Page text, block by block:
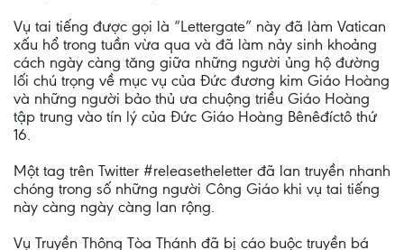
Vụ tai tiếng được gọi là “Lettergate” này đã làm Vatican
xấu hổ trong tuần vừa qua và đã làm nảy sinh khoảng
cách ngày càng tăng giữa những người ủng hộ đường
lối chú trọng về mục vụ của Đức đương kim Giáo Hoàng
và những người bảo thủ ưa chuộng triều Giáo Hoàng
tập trung vào tín lý của Đức Giáo Hoàng Bênêđíctô thứ
16.
Một tag trên Twitter #releasetheletter đã lan truyền nhanh
chóng trong số những người Công Giáo khi vụ tai tiếng
này càng ngày càng lan rộng.
Vụ Truyền Thông Tòa Thánh đã bị cáo buộc truyền bá